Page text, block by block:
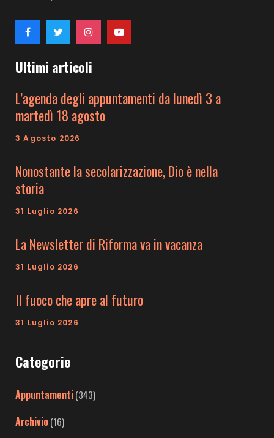
Ultimi articoli
L’agenda degli appuntamenti da lunedì 3 a
martedì 18 agosto
3 Agosto 2026
Nonostante la secolarizzazione, Dio è nella
storia
31 Luglio 2026
La Newsletter di Riforma va in vacanza
31 Luglio 2026
Il fuoco che apre al futuro
31 Luglio 2026
Categorie
Appuntamenti(343)
Archivio(16)